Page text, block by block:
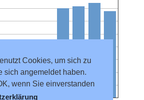
Cookies, um sich zu
sich angemeldet haben.
wenn Sie einverstanden